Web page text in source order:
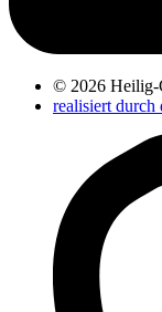
© 2026 Heilig-
realisiert